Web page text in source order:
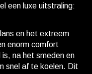
een luxe uitstraling:
en het extreem
enorm comfort
na het smeden en
snel af te koelen. Dit